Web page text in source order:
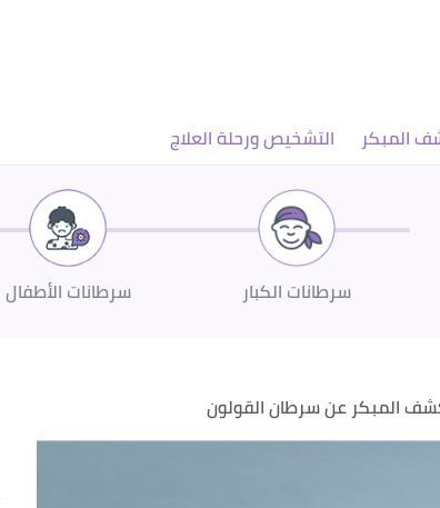
المبكر التشخيص ورحلة العلاج
سرطانات الكبار سرطانات الأطفال
المبكر عن سرطان القولون